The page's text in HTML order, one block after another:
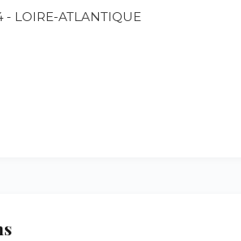
LOIRE-ATLANTIQUE